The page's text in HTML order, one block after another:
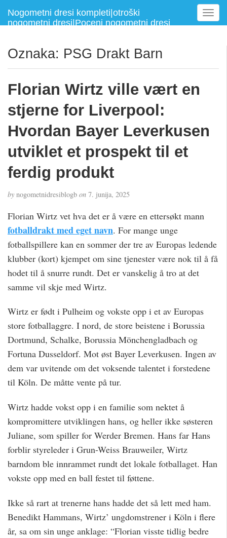
Nogometni dresi kompleti|otroški
nogometni dresi|Poceni nogometni dresi
T
o
e
a
Oznaka: PSG Drakt Barn
Florian Wirtz ville vært en
stjerne for Liverpool:
Hvordan Bayer Leverkusen
utviklet et prospekt til et
ferdig produkt
by nogometnidresiblogb on 7. junija, 2025
Florian Wirtz vet hva det er å være en ettersøkt mann
fotballdrakt med eget navn. For mange unge
fotballspillere kan en sommer der tre av Europas ledende
klubber (kort) kjempet om sine tjenester være nok til å få
hodet til å snurre rundt. Det er vanskelig å tro at det
samme vil skje med Wirtz.
Wirtz er født i Pulheim og vokste opp i et av Europas
store fotballaggre. I nord, de store beistene i Borussia
Dortmund, Schalke, Borussia Mönchengladbach og
Fortuna Dusseldorf. Mot øst Bayer Leverkusen. Ingen av
dem var uvitende om det voksende talentet i forstedene
til Köln. De måtte vente på tur.
Wirtz hadde vokst opp i en familie som nektet å
kompromittere utviklingen hans, og heller ikke søsteren
Juliane, som spiller for Werder Bremen. Hans far Hans
forblir styreleder i Grun-Weiss Brauweiler, Wirtz
barndom ble innrammet rundt det lokale fotballaget. Han
vokste opp med en ball festet til føttene.
Ikke så rart at trenerne hans hadde det så lett med ham.
Benedikt Hammans, Wirtz’ ungdomstrener i Köln i flere
år, sa om sin unge anklage: “Florian visste tidlig bedre